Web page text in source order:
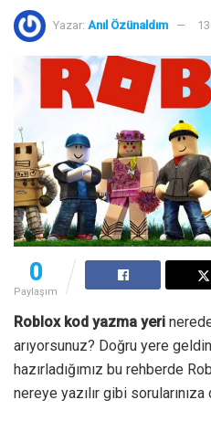
Yazar: Anıl Özünaldım
0
Paylaşım
Roblox kod yazma yeri
arıyorsunuz? Doğru yere
hazırladığımız bu rehberde
nereye yazılır gibi